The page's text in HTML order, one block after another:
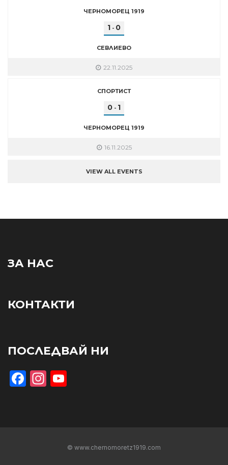
ЧЕРНОМОРЕЦ 1919
1 - 0
СЕВЛИЕВО
22.11.2025
СПОРТИСТ
0 - 1
ЧЕРНОМОРЕЦ 1919
16.11.2025
VIEW ALL EVENTS
ЗА НАС
КОНТАКТИ
ПОСЛЕДВАЙ НИ
Facebook
Instagram
© www.chernomoretz1919.com